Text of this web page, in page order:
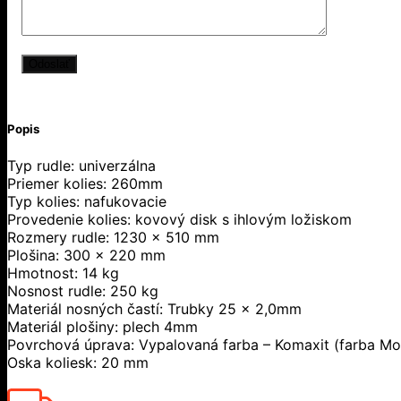
Popis
Typ rudle: univerzálna
Priemer kolies: 260mm
Typ kolies: nafukovacie
Provedenie kolies: kovový disk s ihlovým ložiskom
Rozmery rudle: 1230 x 510 mm
Plošina: 300 x 220 mm
Hmotnost: 14 kg
Nosnost rudle: 250 kg
Materiál nosných častí: Trubky 25 x 2,0mm
Materiál plošiny: plech 4mm
Povrchová úprava: Vypalovaná farba – Komaxit (farba
Oska koliesk: 20 mm